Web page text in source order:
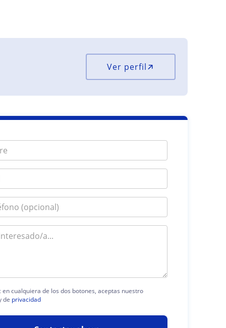
Ver perfil
en cualquiera de los dos botones, aceptas nuestro
de privacidad